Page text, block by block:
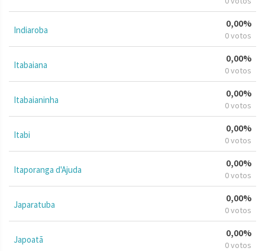
Indiaroba
0,00%
0 votos
Itabaiana
0,00%
0 votos
Itabaianinha
0,00%
0 votos
Itabi
0,00%
0 votos
Itaporanga d'Ajuda
0,00%
0 votos
Japaratuba
0,00%
0 votos
Japoatã
0,00%
0 votos